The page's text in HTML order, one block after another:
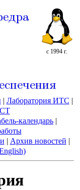
с 1994 г.
| Лаборатория ИТС |
календарь |
| Архив новостей |